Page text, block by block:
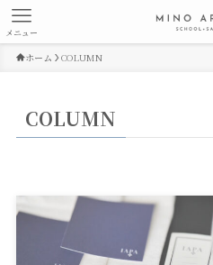
メニュー
ホーム COLUMN
COLUMN